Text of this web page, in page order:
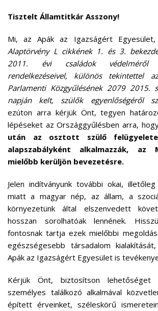
Tisztelt Államtitkár Asszony!
Mi, az Apák az Igazságért Egyesület,
Alaptörvény L cikkének 1. és 3.
2011. évi családok védelméről
rendelkezéseivel, különös tekintettel
Parlamenti Közgyűlésének 2079 2015.
napján kelt, szülők egyenlőségéről
ezúton arra kérjük Önt, tegyen
lépéseket az Országgyűlésben arra,
után az osztott szülő
alapszabályként alkalmazzák, az
mielőbb kerüljön bevezetésre.
Jelen indítványunk további okai,
miatt a magyar nép, az állam, a
környezetünk által elszenvedett
hosszan sorolhatóak lennének.
fontosnak tartja ezek mielőbbi
egészségesebb társadalom
Apák az Igazságért Egyesület is
Kérjük Önt, biztosítson
személyes találkozó alkalmával
épített érveinket, széleskörű